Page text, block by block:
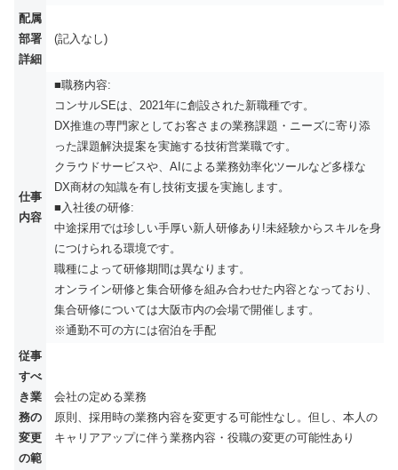
配属
部署
詳細
(記入なし)
仕事
内容
■職務内容:
コンサルSEは、2021年に創設された新職種です。
DX推進の専門家としてお客さまの業務課題・ニーズに寄り添
った課題解決提案を実施する技術営業職です。
クラウドサービスや、AIによる業務効率化ツールなど多様な
DX商材の知識を有し技術支援を実施します。
■入社後の研修:
中途採用では珍しい手厚い新人研修あり!未経験からスキルを身
につけられる環境です。
職種によって研修期間は異なります。
オンライン研修と集合研修を組み合わせた内容となっており、
集合研修については大阪市内の会場で開催します。
※通勤不可の方には宿泊を手配
従事
すべ
き業
務の
変更
の範
会社の定める業務
原則、採用時の業務内容を変更する可能性なし。但し、本人の
キャリアアップに伴う業務内容・役職の変更の可能性あり